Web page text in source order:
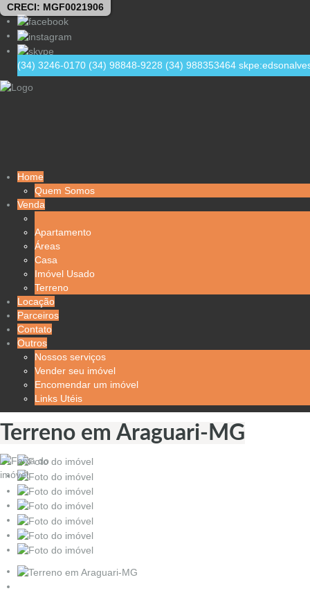
CRECI: MGF0021906
(34) 3246-0170 (34) 98848-9228 (34) 988353464
Home
Quem Somos
Venda
Apartamento
Áreas
Casa
Imóvel Usado
Terreno
Locação
Parceiros
Contato
Outros
Nossos serviços
Vender seu imóvel
Encomendar um imóvel
Links Utéis
Terreno em Araguari-MG